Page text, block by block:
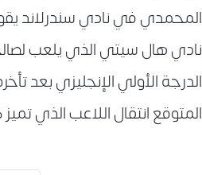
المحمدي في نادي سندرلاند
نادي هال سيتي الذي يلعب
الدرجة الأولي الإنجليزي بعد
المتوقع انتقال اللاعب الذي